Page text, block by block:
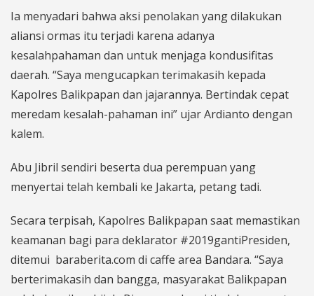
Ia menyadari bahwa aksi penolakan yang dilakukan
aliansi ormas itu terjadi karena adanya
kesalahpahaman dan untuk menjaga kondusifitas
daerah. “Saya mengucapkan terimakasih kepada
Kapolres Balikpapan dan jajarannya. Bertindak cepat
meredam kesalah-pahaman ini” ujar Ardianto dengan
kalem.
Abu Jibril sendiri beserta dua perempuan yang
menyertai telah kembali ke Jakarta, petang tadi.
Secara terpisah, Kapolres Balikpapan saat memastikan
keamanan bagi para deklarator #2019gantiPresiden,
ditemui baraberita.com di caffe area Bandara. “Saya
berterimakasih dan bangga, masyarakat Balikpapan